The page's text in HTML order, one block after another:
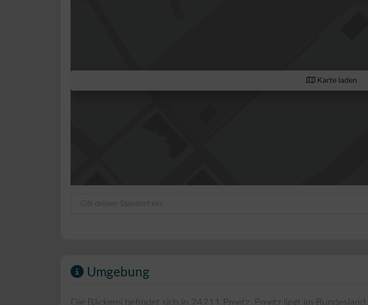
Karte laden
Umgebung
Die Bäckerei befindet sich in 24211 Preetz. Preetz liegt im Bundesland